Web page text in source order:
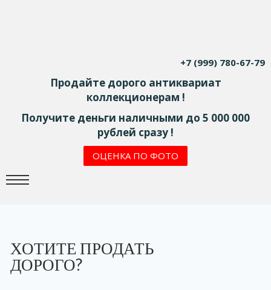
+7 (999) 780-67-79
Продайте дорого антиквариат
коллекционерам !
Получите деньги наличными до 5 000 000
рублей сразу !
ОЦЕНКА ПО ФОТО
ХОТИТЕ ПРОДАТЬ
ДОРОГО?